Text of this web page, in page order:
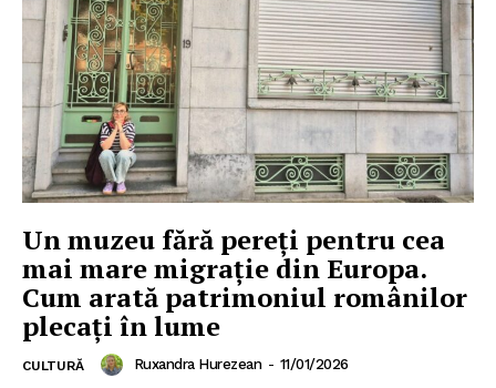
Contact
Un muzeu fără pereți pentru cea
mai mare migrație din Europa.
Cum arată patrimoniul românilor
plecați în lume
CULTURĂ Ruxandra Hurezean - 11/01/2026